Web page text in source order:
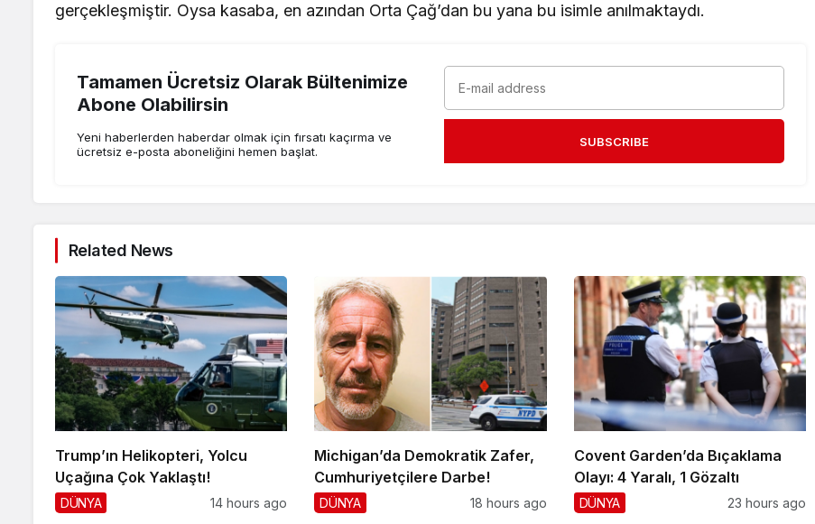
gerçekleşmiştir. Oysa kasaba, en azından Orta Çağ’dan bu yana bu isimle anılmaktaydı.
Tamamen Ücretsiz Olarak Bültenimize
Abone Olabilirsin
Yeni haberlerden haberdar olmak için fırsatı kaçırma ve
ücretsiz e-posta aboneliğini hemen başlat.
SUBSCRIBE
Related News
Trump’ın Helikopteri, Yolcu
Uçağına Çok Yaklaştı!
DÜNYA 14 hours ago
Michigan’da Demokratik Zafer,
Cumhuriyetçilere Darbe!
DÜNYA 18 hours ago
Covent Garden’da Bıçaklama
Olayı: 4 Yaralı, 1 Gözaltı
DÜNYA 23 hours ago